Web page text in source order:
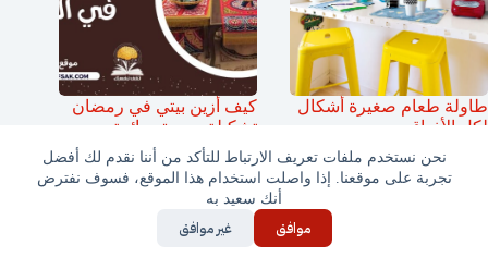
نحن نستخدم ملفات تعريف الارتباط للتأكد من أننا نقدم لك أفضل
تجربة على موقعنا. إذا واصلت استخدام هذا الموقع، فسوف نفترض
أنك سعيد به
موافق غير موافق
طاولة طعام صغيرة أشكال
لكل الأذواق
كيف أزين بيتي في رمضان
تشكيلة جديدة ورائعة